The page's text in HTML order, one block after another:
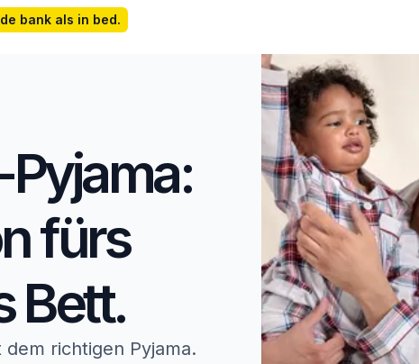
bank als in bed.
fürs
Bett.
richtigen Pyjama.